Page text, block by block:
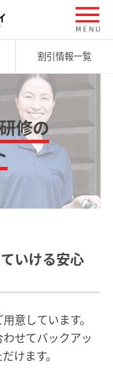
割引情報一覧
修の
いける安心
意しています。
せてバックアッ
けます。